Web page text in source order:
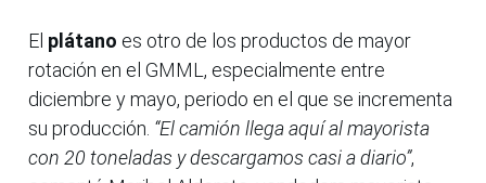
El plátano es otro de los productos de mayor
rotación en el GMML, especialmente entre
diciembre y mayo, periodo en el que se incrementa
su producción. “El camión llega aquí al mayorista
con 20 toneladas y descargamos casi a diario”,